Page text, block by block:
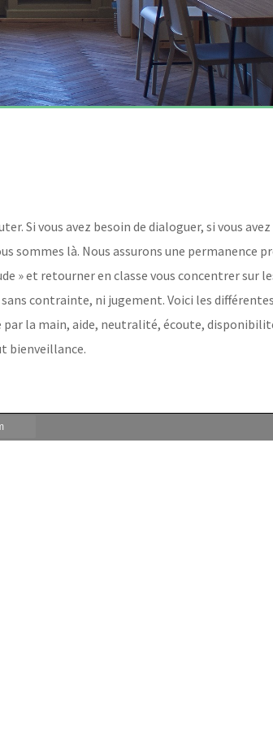
Si vous avez besoin de dialoguer, si vous
sommes là. Nous assurons une permanence
» et retourner en classe vous concentrer sur
contrainte, ni jugement. Voici les
par la main, aide, neutralité, écoute,
bienveillance.